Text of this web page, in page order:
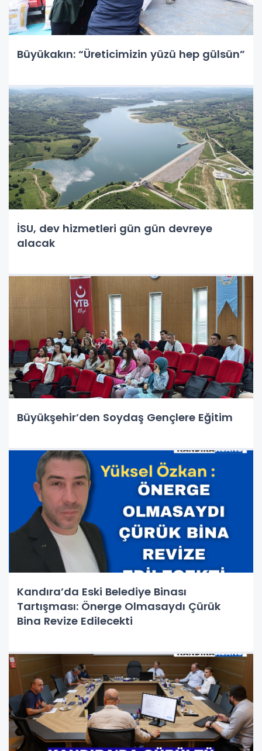
Büyükakın: “Üreticimizin yüzü hep gülsün”
İSU, dev hizmetleri gün gün devreye
alacak
Büyükşehir’den Soydaş Gençlere Eğitim
Kandıra’da Eski Belediye Binası
Tartışması: Önerge Olmasaydı Çürük
Bina Revize Edilecekti